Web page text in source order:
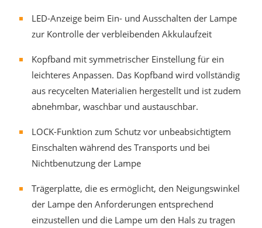
LED-Anzeige beim Ein- und Ausschalten der Lampe
zur Kontrolle der verbleibenden Akkulaufzeit
Kopfband mit symmetrischer Einstellung für ein
leichteres Anpassen. Das Kopfband wird vollständig
aus recycelten Materialien hergestellt und ist zudem
abnehmbar, waschbar und austauschbar.
LOCK-Funktion zum Schutz vor unbeabsichtigtem
Einschalten während des Transports und bei
Nichtbenutzung der Lampe
Trägerplatte, die es ermöglicht, den Neigungswinkel
der Lampe den Anforderungen entsprechend
einzustellen und die Lampe um den Hals zu tragen